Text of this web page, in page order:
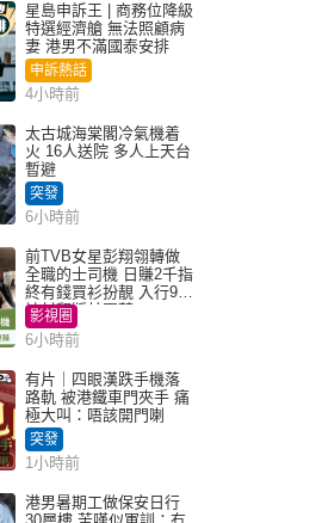
星島申訴王 | 商務位降級
特選經濟艙 無法照顧病
妻 港男不滿國泰安排
申訴熱話
4小時前
太古城海棠閣冷氣機着
火 16人送院 多人上天台
暫避
突發
6小時前
前TVB女星彭翔翎轉做
全職的士司機 日賺2千指
終有錢買衫扮靚 入行9年
被封翻版林夏薇
影視圈
6小時前
有片｜四眼漢跌手機落
路軌 被港鐵車門夾手 痛
極大叫：唔該開門喇
突發
1小時前
港男暑期工做保安日行